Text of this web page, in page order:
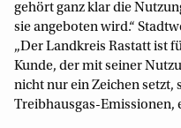
gehört ganz klar die
sie angeboten wird.“
„Der Landkreis Rastatt ist
Kunde, der mit seiner
nicht nur ein Zeichen setzt,
Treibhausgas-Emissionen,